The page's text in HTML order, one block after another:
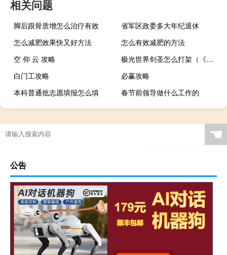
相关问题
脚后跟骨质增怎么治疗有效
省军区政委多大年纪退休
怎么减肥效果快又好方法
怎么有效减肥的方法
空 仰 云 攻略
极光世界剑圣怎么打架（《极光世界》职业剑圣仙术释放及pk心得）
白门工攻略
必赢攻略
本科普通批志愿填报怎么填
春节前领导做什么工作的
☚
公告